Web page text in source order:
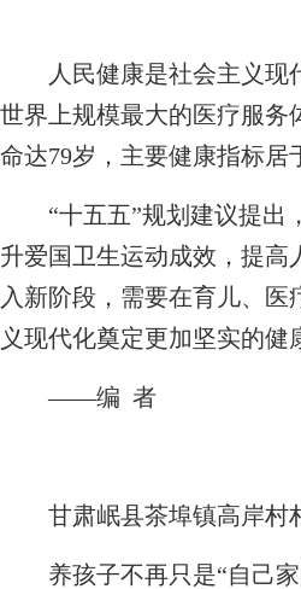
人民健康是社会主义现代
世界上规模最大的医疗服务
命达79岁，主要健康指标居
“十五五”规划建议提出，
升爱国卫生运动成效，提高
入新阶段，需要在育儿、
义现代化奠定更加坚实的健
——编 者
甘肃岷县茶埠镇高岸村
养孩子不再只是“自己